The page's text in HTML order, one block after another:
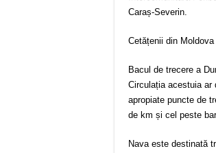
Caraș-Severin.
Cetățenii din
Bacul de trecere a
Circulația acestuia ar
apropiate puncte de
de km și cel peste
Nava este destinată